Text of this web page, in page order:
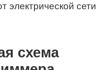
электрической сети
схема